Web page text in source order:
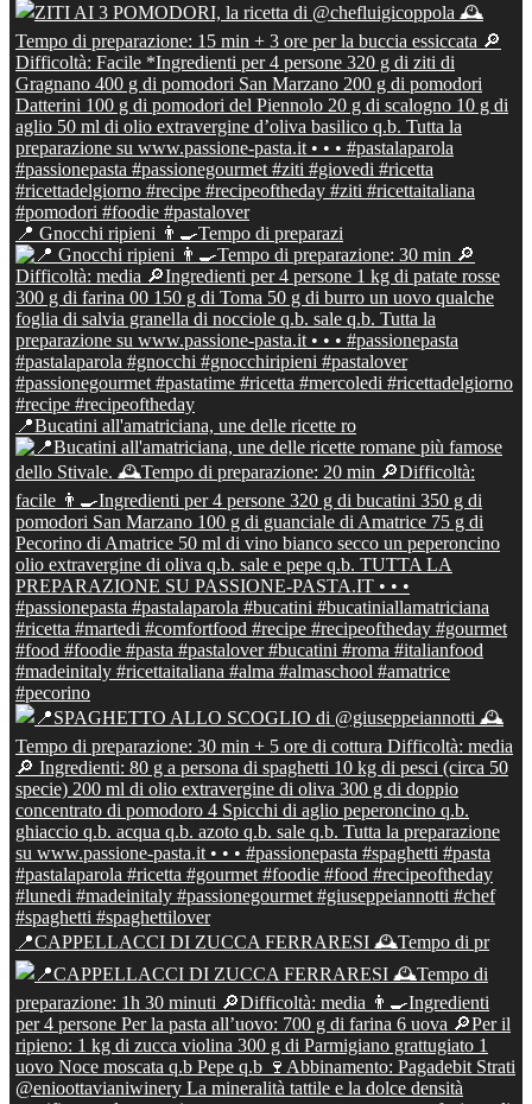
📍 Gnocchi ripieni 👨‍🍳Tempo di preparazi
📍Bucatini all'amatriciana, une delle ricette ro
📍CAPPELLACCI DI ZUCCA FERRARESI 🕰Tempo di pr